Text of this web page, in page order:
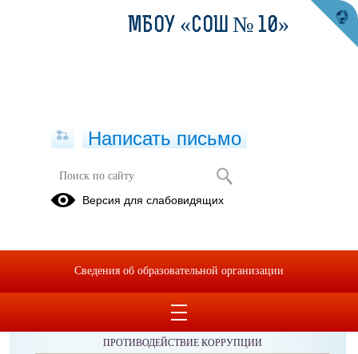
Публикации за 12.09.2025
ОБРАЩЕНИЯ ГРАЖДАН
ПРОТИВОДЕЙСТВИЕ КОРРУПЦИИ
МБОУ «СОШ № 10»
Написать письмо
Версия для слабовидящих
Сведения об образовательной организации